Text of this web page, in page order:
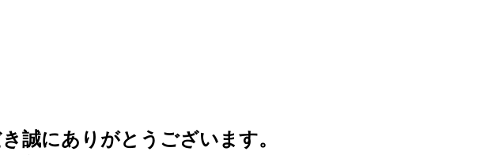
誠にありがとうございます。